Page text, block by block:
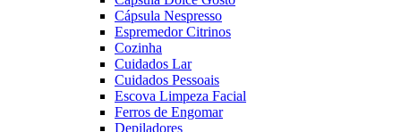
Cápsula Nespresso
Espremedor Citrinos
Cozinha
Cuidados Lar
Cuidados Pessoais
Escova Limpeza Facial
Ferros de Engomar
Depiladores